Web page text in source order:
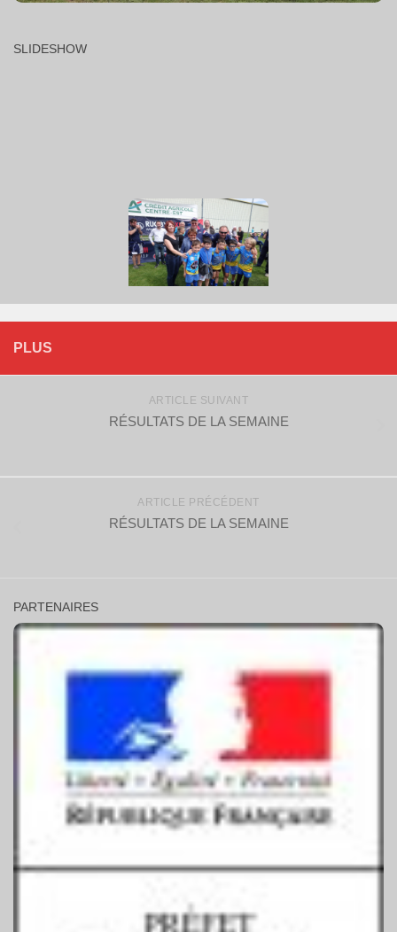
SLIDESHOW
PLUS
ARTICLE SUIVANT
RÉSULTATS DE LA SEMAINE
ARTICLE PRÉCÉDENT
RÉSULTATS DE LA SEMAINE
PARTENAIRES